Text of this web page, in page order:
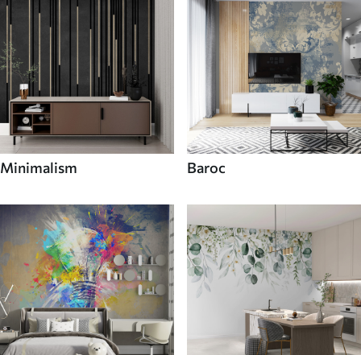
Minimalism Baroc